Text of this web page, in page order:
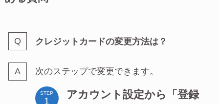
クレジットカードの変更方法は？
次のステップで変更できます。
STEP
アカウント設定から「登録